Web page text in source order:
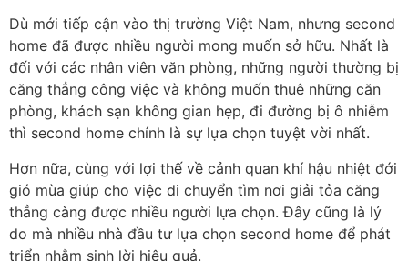
Dù mới tiếp cận vào thị trường Việt Nam, nhưng second
home đã được nhiều người mong muốn sở hữu. Nhất là
đối với các nhân viên văn phòng, những người thường bị
căng thẳng công việc và không muốn thuê những căn
phòng, khách sạn không gian hẹp, đi đường bị ô nhiễm
thì second home chính là sự lựa chọn tuyệt vời nhất.
Hơn nữa, cùng với lợi thế về cảnh quan khí hậu nhiệt đới
gió mùa giúp cho việc di chuyển tìm nơi giải tỏa căng
thẳng càng được nhiều người lựa chọn. Đây cũng là lý
do mà nhiều nhà đầu tư lựa chọn second home để phát
triển nhằm sinh lời hiệu quả.